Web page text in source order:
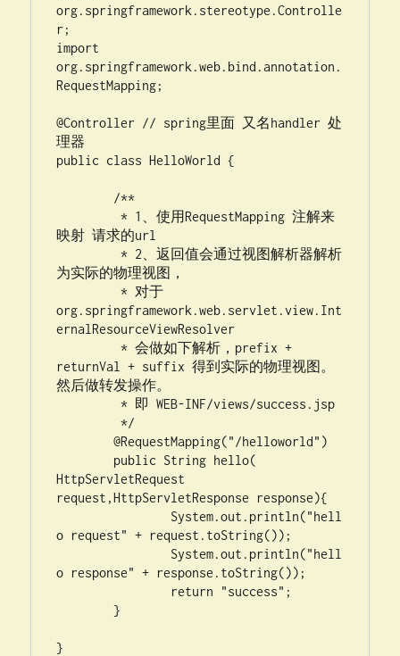
org.springframework.stereotype.Controlle
r;
import
org.springframework.web.bind.annotation.
RequestMapping;
@Controller // spring里面 又名handler 处
理器
public class HelloWorld {
映射 请求的url
为实际的物理视图，
org.springframework.web.servlet.view.Int
ernalResourceViewResolver
returnVal + suffix 得到实际的物理视图。
然后做转发操作。
	@RequestMapping("/helloworld")
HttpServletRequest
request,HttpServletResponse response){
o request" + request.toString());
o response" + response.toString());
	}
}